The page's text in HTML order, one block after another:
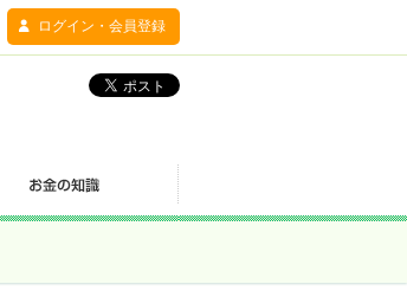
ログイン・会員登録